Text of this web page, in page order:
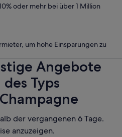
oder mehr bei über 1 Million
um hohe Einsparungen zu
Angebote
Typs
der vergangenen 6 Tage.
anzuzeigen.